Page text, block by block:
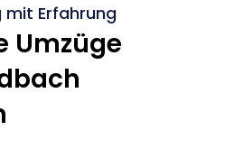
mit Erfahrung
Umzüge